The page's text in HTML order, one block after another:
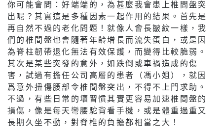
你可能會問：好端端的，為甚麼我會患上椎間盤突
出呢？其實這是多種因素一起作用的結果。首先是
再自然不過的老化問題！就像人會長皺紋一樣，我
們的椎間盤也會隨著年齡增長而流失蛋白，或是因
為脊柱韌帶退化無法有效保護，而變得比較脆弱。
其次是某些突發的意外，如跌倒或車禍造成的傷
害，試過有擔任公司高層的患者（馮小姐），就因
爲意外扭傷腰部令椎間盤突出，不得不上門求助。
不過，有些日常的壞習慣其實更容易加速椎間盤的
損傷，像是每天彎腰駝背看手機，或是體重過重又
長期久坐不動，對脊椎的負擔都相當之大！